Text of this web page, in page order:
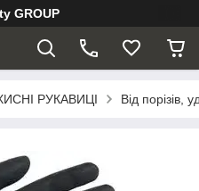
GROUP
РУКАВИЦІ Від порізів,